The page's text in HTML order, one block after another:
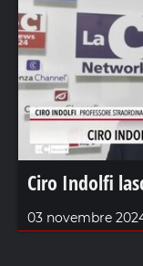
Ciro Indolfi
03 novembre